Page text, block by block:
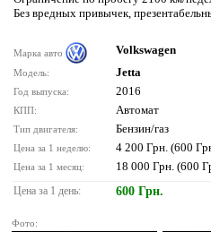
Без вредных привычек,
Марка авто Volkswagen
Модель: Jetta
Год выпуска: 2016
КПП: Автомат
Тип двигателя: Бензин/газ
Цена за 1 неделю: 4 200 Грн. (600
Цена за 1 месяц: 18 000 Грн. (600
Цена за 1 день: 600 Грн.
Фото: